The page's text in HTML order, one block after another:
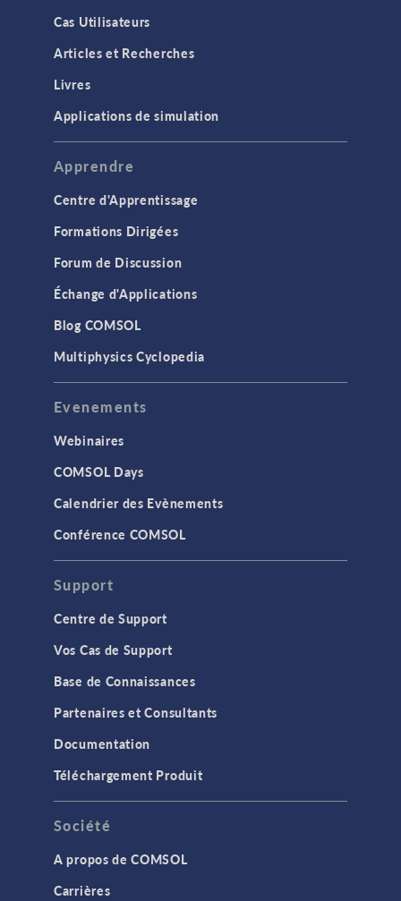
Cas Utilisateurs
Articles et Recherches
Livres
Applications de simulation
Apprendre
Centre d'Apprentissage
Formations Dirigées
Forum de Discussion
Échange d'Applications
Blog COMSOL
Multiphysics Cyclopedia
Evenements
Webinaires
COMSOL Days
Calendrier des Evènements
Conférence COMSOL
Support
Centre de Support
Vos Cas de Support
Base de Connaissances
Partenaires et Consultants
Documentation
Téléchargement Produit
Société
A propos de COMSOL
Carrières